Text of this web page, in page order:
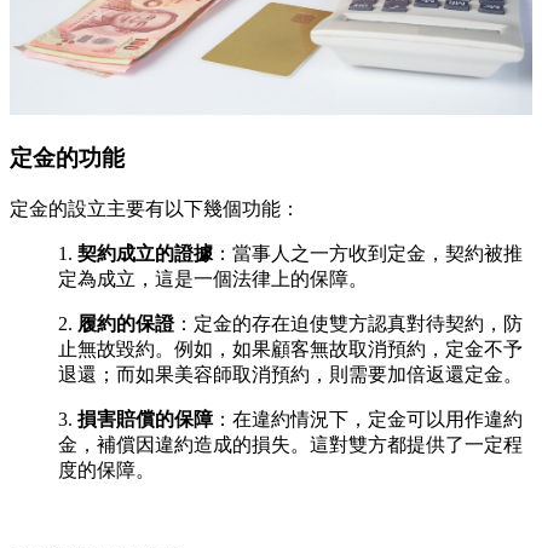
定金的功能
定金的設立主要有以下幾個功能：
1. 契約成立的證據 ：當事人之一方收到定金，契約被推
定為成立，這是一個法律上的保障。
2. 履約的保證：定金的存在迫使雙方認真對待契約，防
止無故毀約。例如，如果顧客無故取消預約，定金不予
退還；而如果美容師取消預約，則需要加倍返還定金。
3. 損害賠償的保障：在違約情況下，定金可以用作違約
金，補償因違約造成的損失。這對雙方都提供了一定程
度的保障。